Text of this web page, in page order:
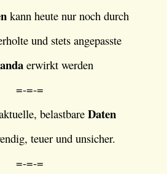
kann heute nur noch durch
und stets angepasste
erwirkt werden
=-=-=
belastbare Daten
teuer und unsicher.
=-=-=